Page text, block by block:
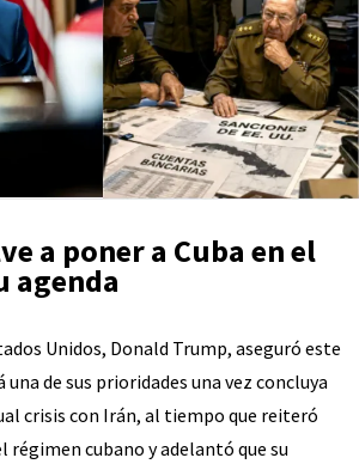
a poner a Cuba en el
agenda
Unidos, Donald Trump, aseguró este
una de sus prioridades una vez concluya
crisis con Irán, al tiempo que reiteró
régimen cubano y adelantó que su